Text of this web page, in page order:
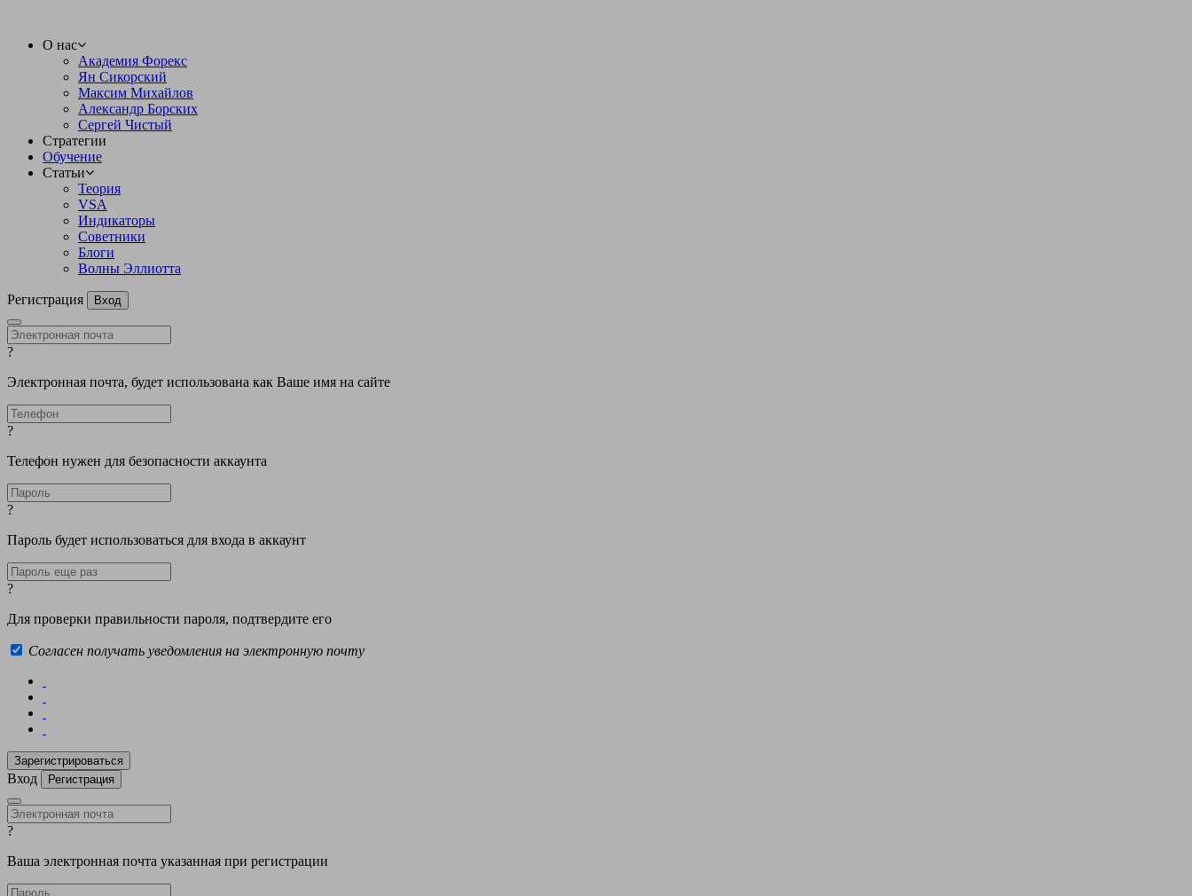
О нас
Академия Форекс
Ян Сикорский
Максим Михайлов
Александр Борских
Сергей Чистый
Стратегии
Обучение
Статьи
Теория
VSA
Индикаторы
Советники
Блоги
Волны Эллиотта
Регистрация Вход
?
Электронная почта, будет использована как Ваше имя на сайте
?
Телефон нужен для безопасности аккаунта
?
Пароль будет использоваться для входа в аккаунт
?
Для проверки правильности пароля, подтвердите его
Согласен получать уведомления на электронную почту
Вход Регистрация
?
Ваша электронная почта указанная при регистрации